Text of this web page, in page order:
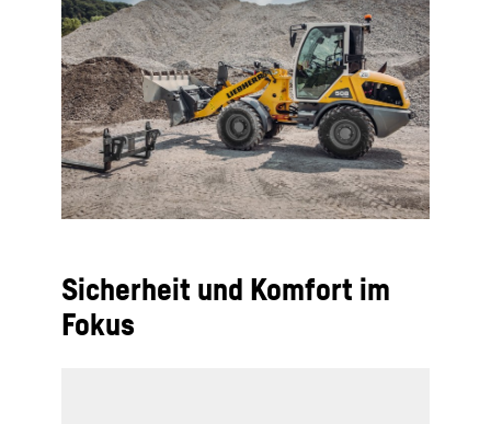
Sicherheit und Komfort im
Fokus